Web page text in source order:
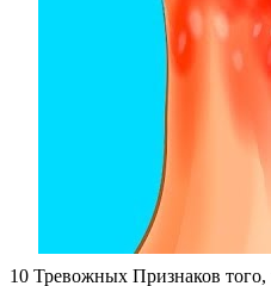
10 Тревожных Признаков